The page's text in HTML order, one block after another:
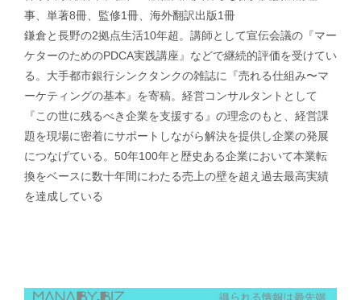
事、単著8冊、監修1冊、海外翻訳出版1冊
鎌倉と長野の2拠点生活10年超。講師として宣伝会議の『マー
ケターのためのPDCA実践講座』などで継続的評価を受けてい
る。大手都市銀行シンクタンクの雑誌に『売れる仕組み〜マ
ーケティングの基本』を寄稿。経営コンサルタントとして
『この世に残るべき企業を支援する』の理念のもと、経営課
題を現場に密着にサポートしながら解決を提供し企業の発展
につなげている。50年100年と歴史ある企業において本業転
換をベースに数十年間にわたる売上の壁を超え過去最高実績
を達成している